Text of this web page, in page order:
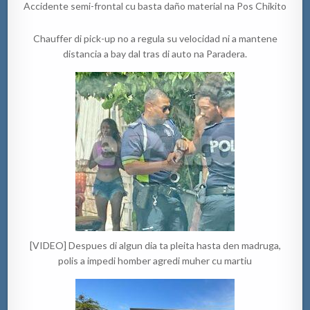
Accidente semi-frontal cu basta daño material na Pos Chikito
Chauffer di pick-up no a regula su velocidad ni a mantene
distancia a bay dal tras di auto na Paradera.
[VIDEO] Despues di algun dia ta pleita hasta den madruga,
polis a impedi homber agredi muher cu martiu